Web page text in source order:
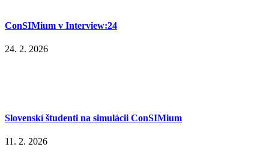
ConSIMium v Interview:24
24. 2. 2026
Slovenskí študenti na simulácii ConSIMium
11. 2. 2026